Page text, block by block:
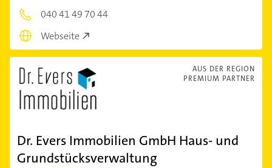
040 41 49 70 44
Webseite
AUS DER REGION
PREMIUM PARTNER
Dr. Evers Immobilien GmbH Haus- und
Grundstücksverwaltung